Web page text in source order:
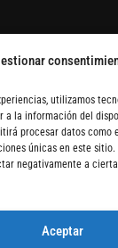
utilizamos
a la información del
procesar datos como
únicas en este
negativamente a
Aceptar